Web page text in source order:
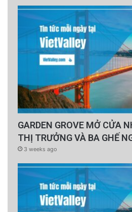
GARDEN GROVE MỞ CỬA
THỊ TRƯỞNG VÀ BA GHẾ
3 weeks ago